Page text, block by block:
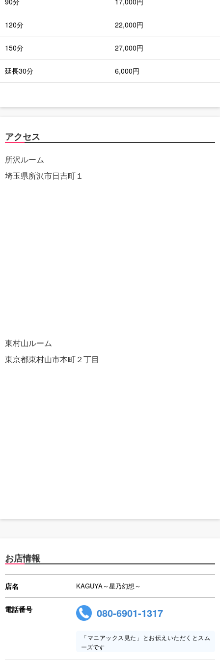
120分 22,000円
150分 27,000円
延長30分 6,000円
アクセス
所沢ルーム
埼玉県所沢市日吉町１
東村山ルーム
東京都東村山市本町２丁目
お店情報
店名 KAGUYA～星乃幻想～
電話番号 080-6901-1317
「マニアックス見た」とお伝えいただくとスム
ーズです